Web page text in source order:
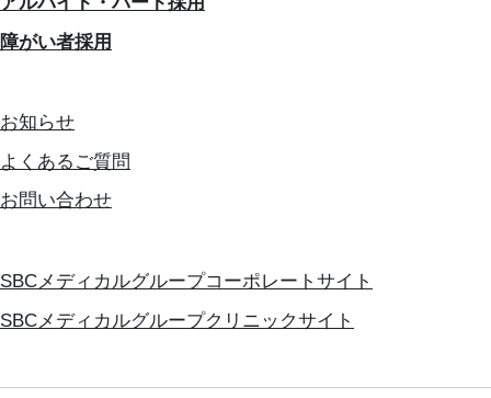
障がい者採用
お知らせ
よくあるご質問
お問い合わせ
SBCメディカルグループコーポレートサイト
SBCメディカルグループクリニックサイト